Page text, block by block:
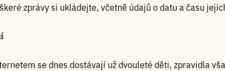
zprávy si ukládejte, včetně údajů o datu a času
se dnes dostávají už dvouleté děti, zpravidla